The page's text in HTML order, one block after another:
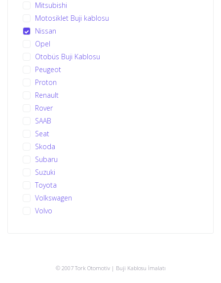
Mitsubishi
Motosiklet Buji kablosu
Nissan
Opel
Otobüs Buji Kablosu
Peugeot
Proton
Renault
Rover
SAAB
Seat
Skoda
Subaru
Suzuki
Toyota
Volkswagen
Volvo
© 2007 Tork Otomotiv | Buji Kablosu İmalatı